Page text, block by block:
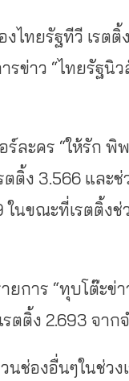
ไทยรัฐทีวี เรต
าว “ไทยรัฐนิวส์
ละคร “ให้รัก พิ
ตติ้ง 3.566 และ
ในขณะที่เรตติ้ง
าร “ทุบโต๊ะข่า
รตติ้ง 2.693 จา
ช่องอื่นๆในช่ว